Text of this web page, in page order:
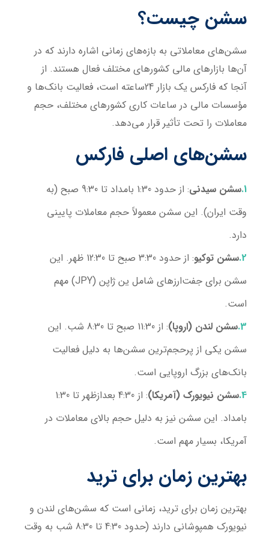
سشن چیست؟
سشن‌های معاملاتی به بازه‌های زمانی اشاره دارند که در
آن‌ها بازارهای مالی کشورهای مختلف فعال هستند. از
آنجا که فارکس یک بازار 24ساعته است، فعالیت بانک‌ها و
مؤسسات مالی در ساعات کاری کشورهای مختلف، حجم
معاملات را تحت تأثیر قرار می‌دهد.
سشن‌های اصلی فارکس
سشن سیدنی
: از حدود 1:30 بامداد تا 9:30 صبح (به
وقت ایران). این سشن معمولاً حجم معاملات پایینی
دارد.
سشن توکیو
: از حدود 3:30 صبح تا 12:30 ظهر. این
سشن برای جفت‌ارزهای شامل ین ژاپن (JPY) مهم
است.
سشن لندن (اروپا)
: از 11:30 صبح تا 8:30 شب. این
سشن یکی از پرحجم‌ترین سشن‌ها به دلیل فعالیت
بانک‌های بزرگ اروپایی است.
سشن نیویورک (آمریکا)
: از 4:30 بعدازظهر تا 1:30
بامداد. این سشن نیز به دلیل حجم بالای معاملات در
آمریکا، بسیار مهم است.
بهترین زمان برای ترید
بهترین زمان برای ترید، زمانی است که سشن‌های لندن و
نیویورک همپوشانی دارند (حدود 4:30 تا 8:30 شب به وقت